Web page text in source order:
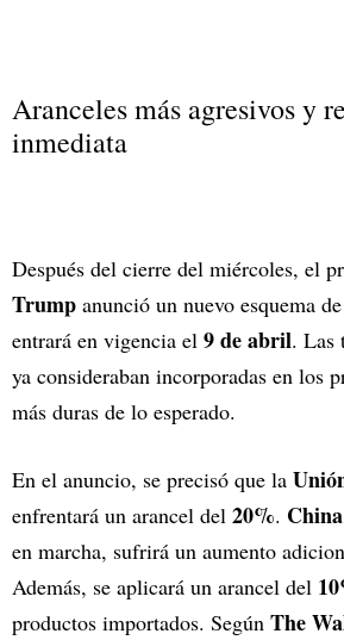
Aranceles más agresivos y
inmediata
Después del cierre del miércoles, el
Trump anunció un nuevo esquema de
entrará en vigencia el 9 de abril. Las
ya consideraban incorporadas en los
más duras de lo esperado.
En el anuncio, se precisó que la
enfrentará un arancel del 20%. China
en marcha, sufrirá un aumento
Además, se aplicará un arancel del
productos importados. Según The